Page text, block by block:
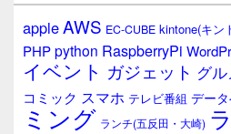
ウ
ィ
ジ
ェ
appleAWS EC-CUBE kintone(キン
PHPpython RaspberryPi
イベント ガジェット グル
コミック スマホ テレビ番組 デー
ミング ランチ(五反田・大崎)